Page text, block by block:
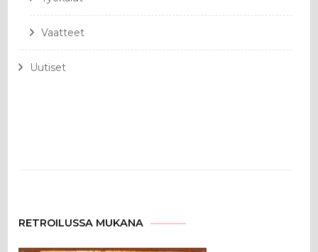
Vaatteet
Uutiset
RETROILUSSA MUKANA